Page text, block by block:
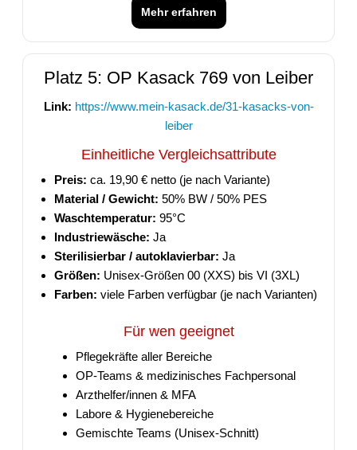
Mehr erfahren
Platz 5: OP Kasack 769 von Leiber
Link: https://www.mein-kasack.de/31-kasacks-von-
leiber
Einheitliche Vergleichsattribute
Preis: ca. 19,90 € netto (je nach Variante)
Material / Gewicht: 50% BW / 50% PES
Waschtemperatur: 95°C
Industriewäsche: Ja
Sterilisierbar / autoklavierbar: Ja
Größen: Unisex-Größen 00 (XXS) bis VI (3XL)
Farben: viele Farben verfügbar (je nach Varianten)
Für wen geeignet
Pflegekräfte aller Bereiche
OP-Teams & medizinisches Fachpersonal
Arzthelfer/innen & MFA
Labore & Hygienebereiche
Gemischte Teams (Unisex-Schnitt)